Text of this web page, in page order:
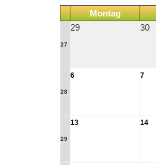
Montag
27
29 30
28
6 7
29
13 14